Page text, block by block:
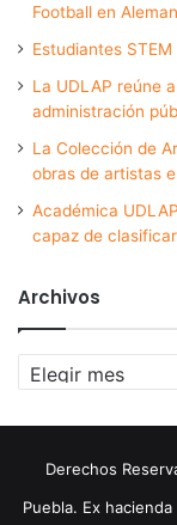
Football en
Estudiantes
La UDLAP reúne
administración
La Colección de
obras de artistas
Académica
capaz de
Archivos
Archivos
Derechos
Puebla. Ex